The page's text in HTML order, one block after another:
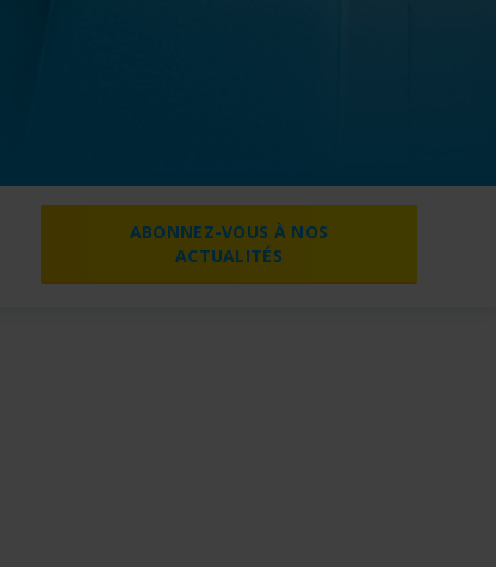
ABONNEZ-VOUS À NOS
ACTUALITÉS